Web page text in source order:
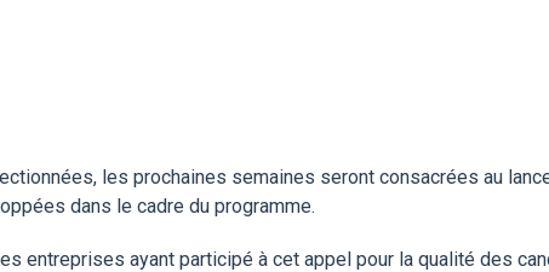
les prochaines semaines seront consacrées au
dans le cadre du programme.
entreprises ayant participé à cet appel pour la qualité des